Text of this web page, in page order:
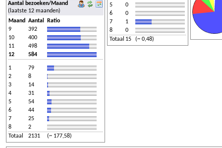
Aantal bezoeken/Maand
(laatste 12 maanden)
Maand Aantal Ratio
Totaal 2131 (~ 177,58)
9
392
10
400
11
498
12
584
1
79
2
8
3
14
4
31
5
54
6
44
7
25
8
2
Totaal 15 (~ 0,48)
5
0
6
0
7
1
8
0